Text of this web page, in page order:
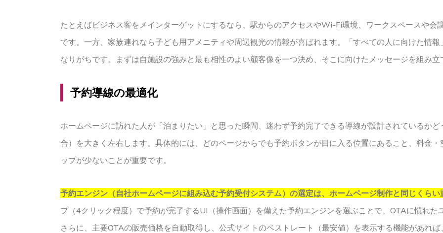
たとえばビジネス客をメインターゲットにするなら、駅からのアクセスやWi-Fi環境、ワークスペースや会
です。一方、家族連れなら子ども用アメニティや周辺観光の情報が喜ばれます。「すべての人に向けた情
なりがちです。まずは自施設の強みと最も相性のよい顧客像を一つ決め、そこに向けたメッセージを組み立
予約導線の最適化
ホームページに訪れた人が「泊まりたい」と思った瞬間、迷わず予約完了できる導線が設計されているか
合）を大きく左右します。具体的には、どのページからでも予約ボタンが目に入る位置にあること、料金
ップが少ないことが重要です。
予約エンジン（自社ホームページに組み込む予約受付システム）の選定は、ホームページ制作と同じくらい
プ（4クリック程度）で予約が完了するUI（操作画面）を備えた予約エンジンを選ぶことで、OTAに慣れ
さらに、主要OTAの販売価格を自動取得し、公式サイトのベストレート（最安値）を表示する機能があれ